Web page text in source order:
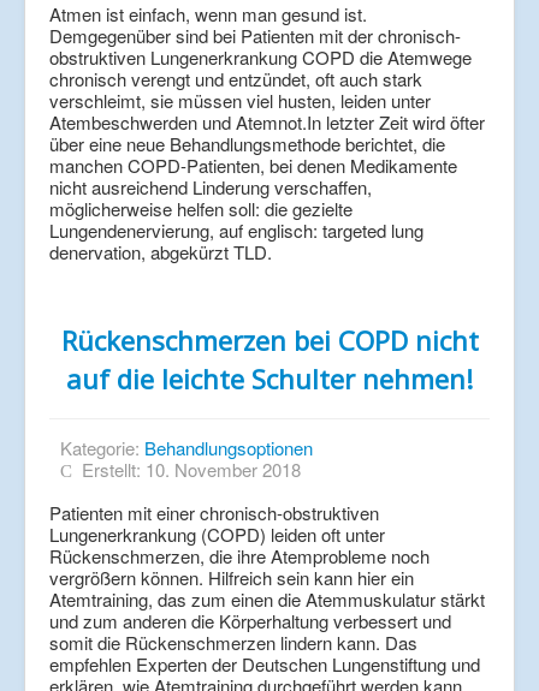
Atmen ist einfach, wenn man gesund ist.
Demgegenüber sind bei Patienten mit der chronisch-
obstruktiven Lungenerkrankung COPD die Atemwege
chronisch verengt und entzündet, oft auch stark
verschleimt, sie müssen viel husten, leiden unter
Atembeschwerden und Atemnot.In letzter Zeit wird öfter
über eine neue Behandlungsmethode berichtet, die
manchen COPD-Patienten, bei denen Medikamente
nicht ausreichend Linderung verschaffen,
möglicherweise helfen soll: die gezielte
Lungendenervierung, auf englisch: targeted lung
denervation, abgekürzt TLD.
Rückenschmerzen bei COPD nicht
auf die leichte Schulter nehmen!
Kategorie: Behandlungsoptionen
Erstellt: 10. November 2018
Patienten mit einer chronisch-obstruktiven
Lungenerkrankung (COPD) leiden oft unter
Rückenschmerzen, die ihre Atemprobleme noch
vergrößern können. Hilfreich sein kann hier ein
Atemtraining, das zum einen die Atemmuskulatur stärkt
und zum anderen die Körperhaltung verbessert und
somit die Rückenschmerzen lindern kann. Das
empfehlen Experten der Deutschen Lungenstiftung und
erklären, wie Atemtraining durchgeführt werden kann.